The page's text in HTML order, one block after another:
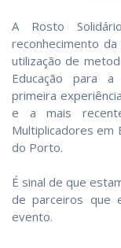
A Rosto
reconhecimento
utilização de
Educação para a
primeira
e a mais
Multiplicadores em
do Porto.
É sinal de que
de parceiros que
evento.